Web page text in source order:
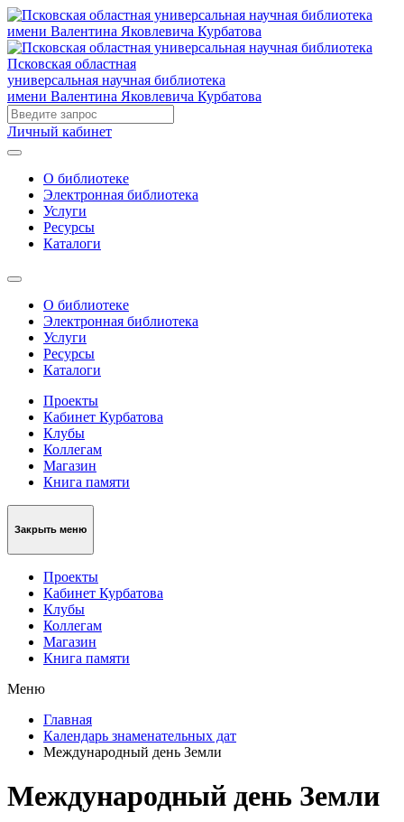
Псковская областная
универсальная научная библиотека
имени Валентина Яковлевича Курбатова
Личный кабинет
О библиотеке
Электронная библиотека
Услуги
Ресурсы
Каталоги
О библиотеке
Электронная библиотека
Услуги
Ресурсы
Каталоги
Проекты
Кабинет Курбатова
Клубы
Коллегам
Магазин
Книга памяти
Закрыть меню
Проекты
Кабинет Курбатова
Клубы
Коллегам
Магазин
Книга памяти
Меню
Главная
Календарь знаменательных дат
Международный день Земли
Международный день Земли